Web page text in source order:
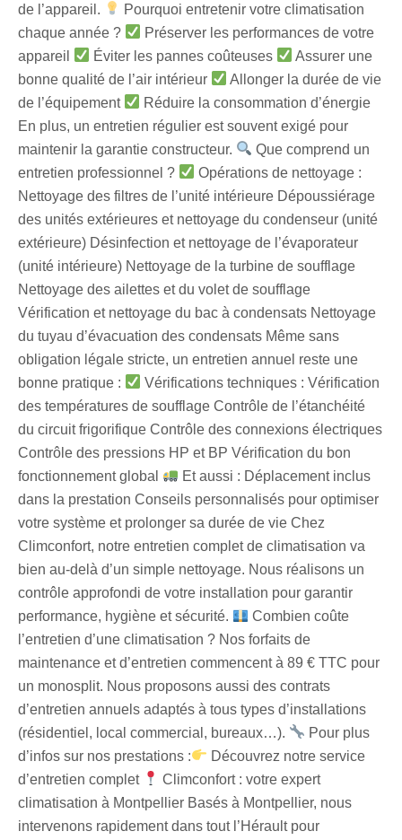
de l’appareil.
Pourquoi entretenir votre climatisation
chaque année ?
Préserver les performances de votre
appareil
Éviter les pannes coûteuses
Assurer une
bonne qualité de l’air intérieur
Allonger la durée de vie
de l’équipement
Réduire la consommation d’énergie
En plus, un entretien régulier est souvent exigé pour
maintenir la garantie constructeur.
Que comprend un
entretien professionnel ?
Opérations de nettoyage :
Nettoyage des filtres de l’unité intérieure Dépoussiérage
des unités extérieures et nettoyage du condenseur (unité
extérieure) Désinfection et nettoyage de l’évaporateur
(unité intérieure) Nettoyage de la turbine de soufflage
Nettoyage des ailettes et du volet de soufflage
Vérification et nettoyage du bac à condensats Nettoyage
du tuyau d’évacuation des condensats Même sans
obligation légale stricte, un entretien annuel reste une
bonne pratique :
Vérifications techniques : Vérification
des températures de soufflage Contrôle de l’étanchéité
du circuit frigorifique Contrôle des connexions électriques
Contrôle des pressions HP et BP Vérification du bon
fonctionnement global
Et aussi : Déplacement inclus
dans la prestation Conseils personnalisés pour optimiser
votre système et prolonger sa durée de vie Chez
Climconfort, notre entretien complet de climatisation va
bien au-delà d’un simple nettoyage. Nous réalisons un
contrôle approfondi de votre installation pour garantir
performance, hygiène et sécurité.
Combien coûte
l’entretien d’une climatisation ? Nos forfaits de
maintenance et d’entretien commencent à 89 € TTC pour
un monosplit. Nous proposons aussi des contrats
d’entretien annuels adaptés à tous types d’installations
(résidentiel, local commercial, bureaux…).
Pour plus
d’infos sur nos prestations :
Découvrez notre service
d’entretien complet
Climconfort : votre expert
climatisation à Montpellier Basés à Montpellier, nous
intervenons rapidement dans tout l’Hérault pour